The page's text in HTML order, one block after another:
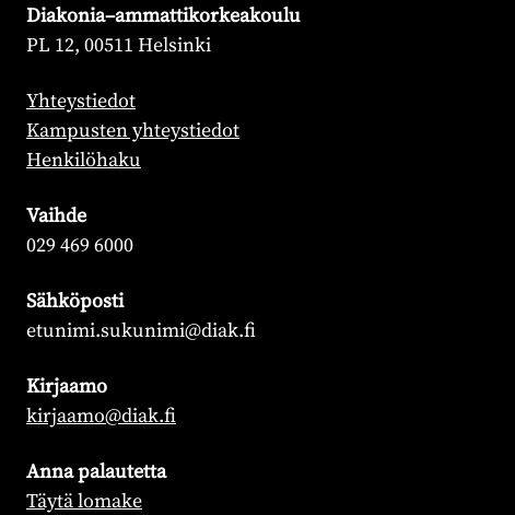
Diakonia–ammattikorkeakoulu
PL 12, 00511 Helsinki
Yhteystiedot
Kampusten yhteystiedot
Henkilöhaku
Vaihde
029 469 6000
Sähköposti
etunimi.sukunimi@diak.fi
Kirjaamo
kirjaamo@diak.fi
Anna palautetta
Täytä lomake